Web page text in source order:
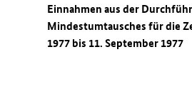
Einnahmen aus der
Mindestumtausches für die
1977 bis 11. September 1977